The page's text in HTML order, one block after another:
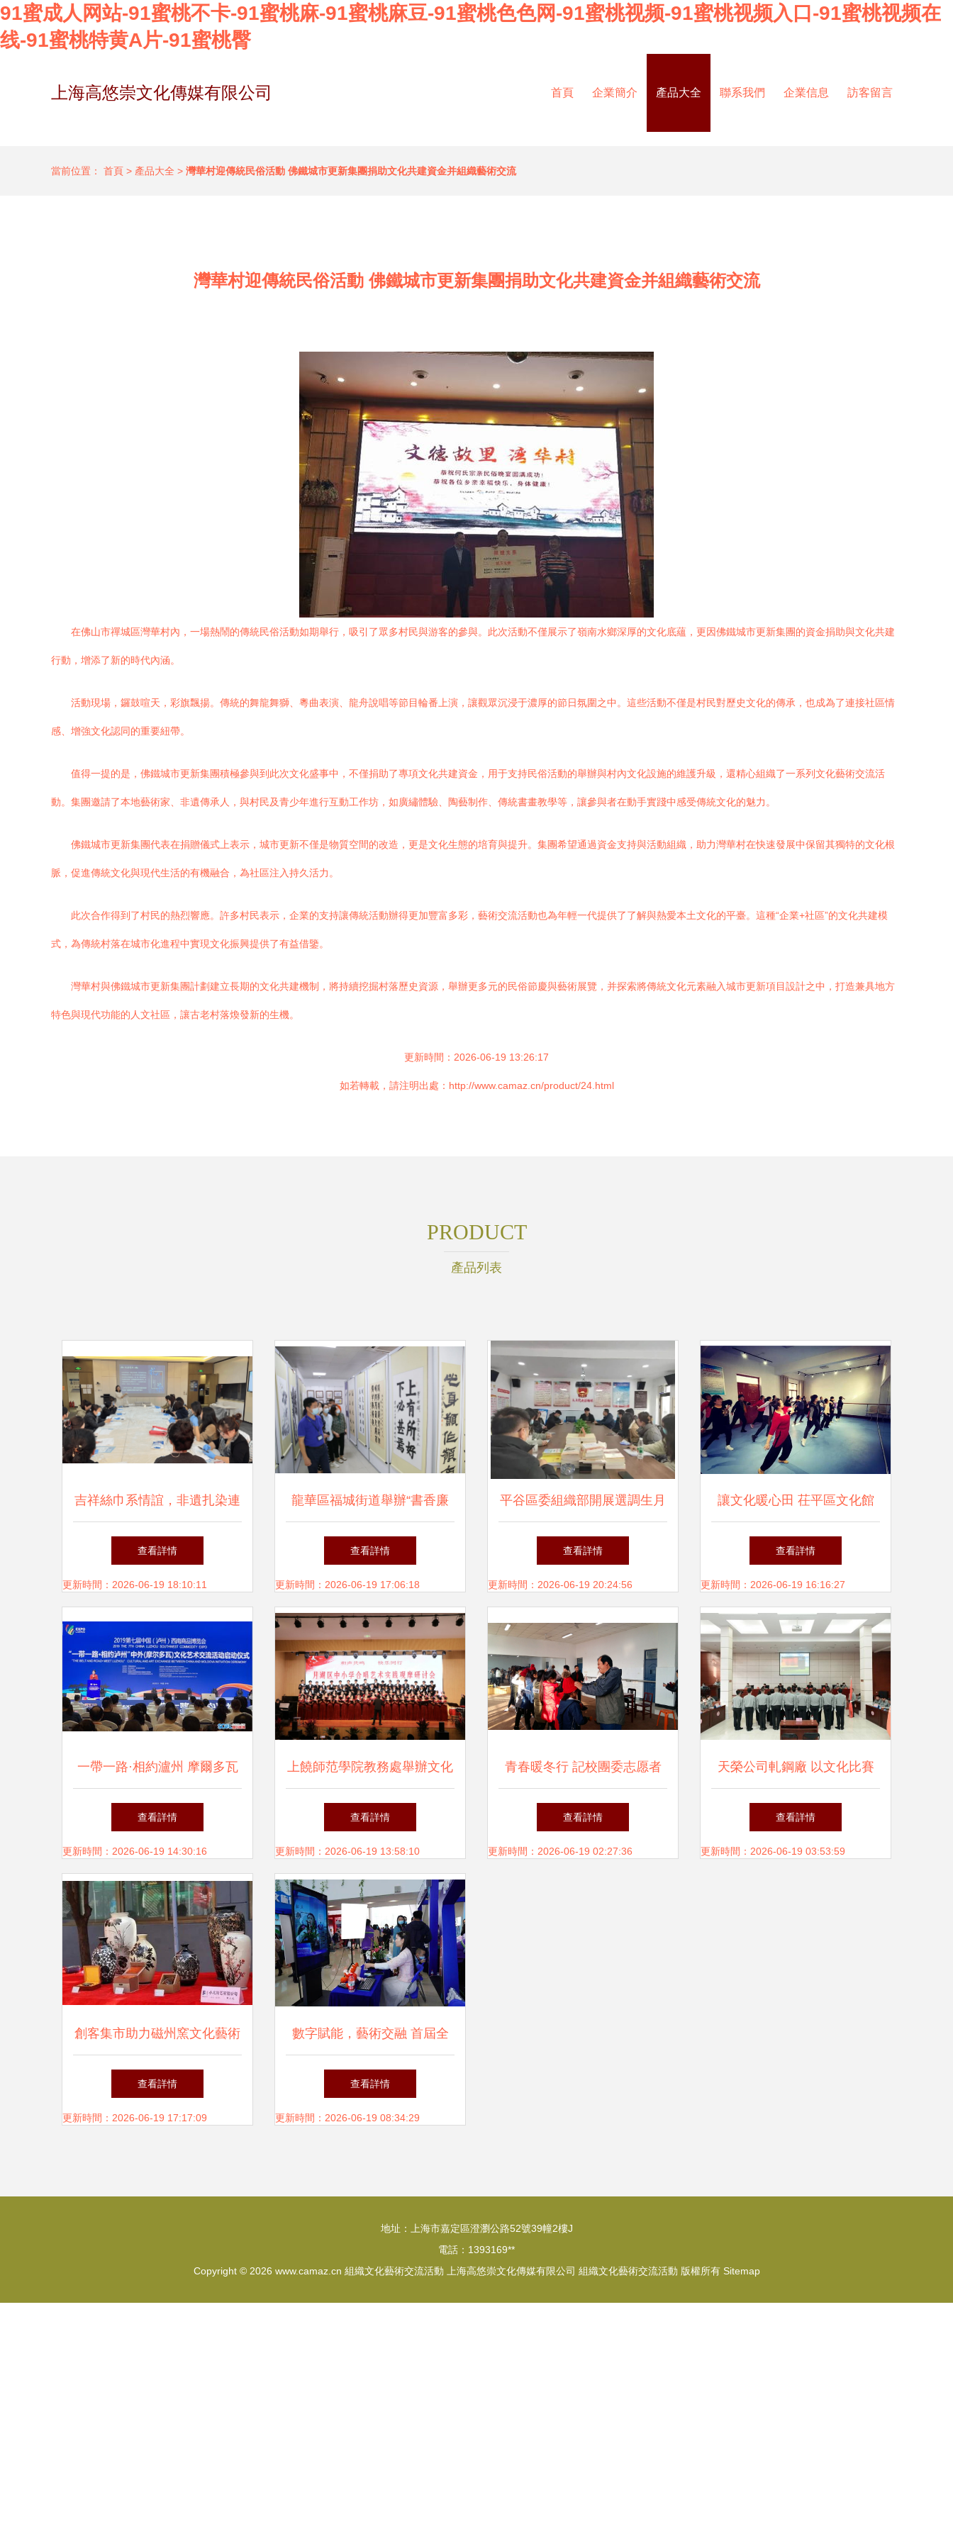
91蜜成人网站-91蜜桃不卡-91蜜桃麻-91蜜桃麻豆-91蜜桃色色网-91蜜桃视频-91蜜桃视频入口-91蜜桃视频在
线-91蜜桃特黄A片-91蜜桃臀
上海高悠崇文化傳媒有限公司 首頁 企業簡介 產品大全 聯系我們 企業信息 訪客留言
當前位置： 首頁 > 產品大全 > 灣華村迎傳統民俗活動 佛鐵城市更新集團捐助文化共建資金并組織藝術交流
灣華村迎傳統民俗活動 佛鐵城市更新集團捐助文化共建資金并組織藝術交流
在佛山市禪城區灣華村內，一場熱鬧的傳統民俗活動如期舉行，吸引了眾多村民與游客的參與。此次活動不僅展示了嶺南水鄉深厚的文化底蘊，更因佛鐵城市更新集團的資金捐助與文化共建
行動，增添了新的時代內涵。
活動現場，鑼鼓喧天，彩旗飄揚。傳統的舞龍舞獅、粵曲表演、龍舟說唱等節目輪番上演，讓觀眾沉浸于濃厚的節日氛圍之中。這些活動不僅是村民對歷史文化的傳承，也成為了連接社區情
感、增強文化認同的重要紐帶。
值得一提的是，佛鐵城市更新集團積極參與到此次文化盛事中，不僅捐助了專項文化共建資金，用于支持民俗活動的舉辦與村內文化設施的維護升級，還精心組織了一系列文化藝術交流活
動。集團邀請了本地藝術家、非遺傳承人，與村民及青少年進行互動工作坊，如廣繡體驗、陶藝制作、傳統書畫教學等，讓參與者在動手實踐中感受傳統文化的魅力。
佛鐵城市更新集團代表在捐贈儀式上表示，城市更新不僅是物質空間的改造，更是文化生態的培育與提升。集團希望通過資金支持與活動組織，助力灣華村在快速發展中保留其獨特的文化根
脈，促進傳統文化與現代生活的有機融合，為社區注入持久活力。
此次合作得到了村民的熱烈響應。許多村民表示，企業的支持讓傳統活動辦得更加豐富多彩，藝術交流活動也為年輕一代提供了了解與熱愛本土文化的平臺。這種“企業+社區”的文化共建模
式，為傳統村落在城市化進程中實現文化振興提供了有益借鑒。
灣華村與佛鐵城市更新集團計劃建立長期的文化共建機制，將持續挖掘村落歷史資源，舉辦更多元的民俗節慶與藝術展覽，并探索將傳統文化元素融入城市更新項目設計之中，打造兼具地方
特色與現代功能的人文社區，讓古老村落煥發新的生機。
更新時間：2026-06-19 13:26:17
如若轉載，請注明出處：http://www.camaz.cn/product/24.html
PRODUCT
產品列表
吉祥絲巾系情誼，非遺扎染連
中外——染織服裝藝術設計學
院（大連）直屬黨支部成功舉
辦黨建主題文化實踐活動
查看詳情
更新時間：2026-06-19 18:10:11
龍華區福城街道舉辦“書香廉
韻 清風福城”廉潔文化書畫展
活動，組織文化藝術交流
查看詳情
更新時間：2026-06-19 17:06:18
平谷區委組織部開展選調生月
度學習交流暨文化藝術交流活
動
查看詳情
更新時間：2026-06-19 20:24:56
讓文化暖心田 茌平區文化館
文化下鄉的別樣溫度
查看詳情
更新時間：2026-06-19 16:16:27
一帶一路·相約瀘州 摩爾多瓦
文化藝術交流活動盛大啟動
查看詳情
更新時間：2026-06-19 14:30:16
上饒師范學院教務處舉辦文化
藝術交流活動紀實
查看詳情
更新時間：2026-06-19 13:58:10
青春暖冬行 記校團委志愿者
冬日送溫暖暨文化藝術交流活
動
查看詳情
更新時間：2026-06-19 02:27:36
天榮公司軋鋼廠 以文化比賽
助燃企業文化之火，凝心聚力
創未來
查看詳情
更新時間：2026-06-19 03:53:59
創客集市助力磁州窯文化藝術
節，共塑文化新風尚
查看詳情
更新時間：2026-06-19 17:17:09
數字賦能，藝術交融 首屆全
國文采會于東莞盛大啟幕
查看詳情
更新時間：2026-06-19 08:34:29
地址：上海市嘉定區澄瀏公路52號39幢2樓J
電話：1393169**
Copyright © 2026 www.camaz.cn 組織文化藝術交流活動 上海高悠崇文化傳媒有限公司 組織文化藝術交流活動 版權所有 Sitemap